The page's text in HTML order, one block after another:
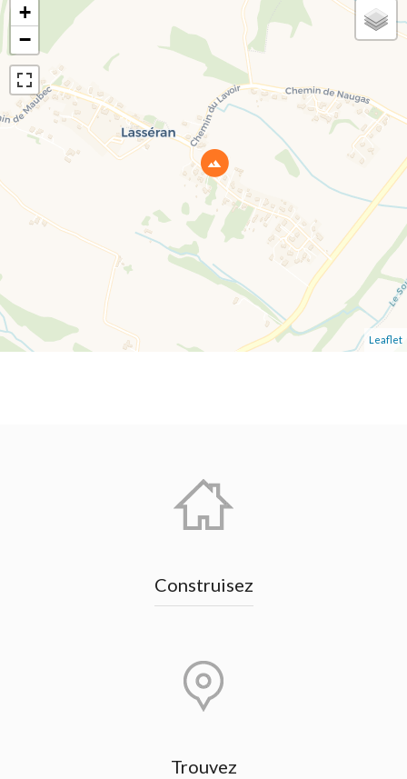
+
−
Leaflet
Construisez
Trouvez